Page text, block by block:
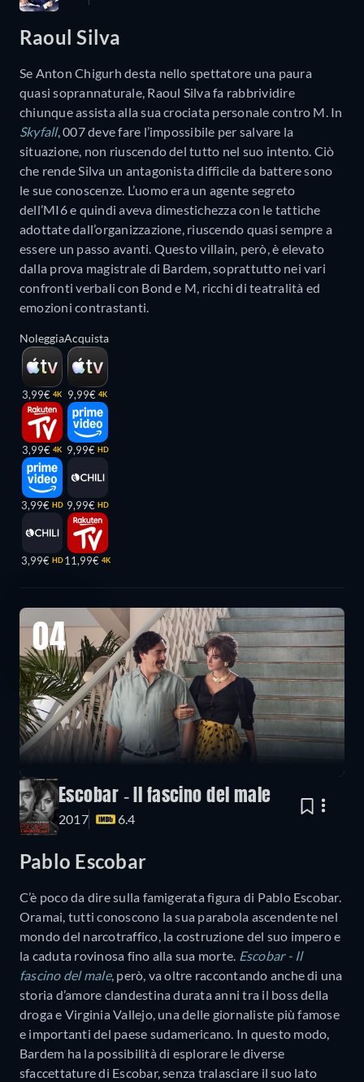
Raoul Silva
Se Anton Chigurh desta nello spettatore una paura
quasi soprannaturale, Raoul Silva fa rabbrividire
chiunque assista alla sua crociata personale contro M. In
Skyfall, 007 deve fare l’impossibile per salvare la
situazione, non riuscendo del tutto nel suo intento. Ciò
che rende Silva un antagonista difficile da battere sono
le sue conoscenze. L’uomo era un agente segreto
dell’MI6 e quindi aveva dimestichezza con le tattiche
adottate dall’organizzazione, riuscendo quasi sempre a
essere un passo avanti. Questo villain, però, è elevato
dalla prova magistrale di Bardem, soprattutto nei vari
confronti verbali con Bond e M, ricchi di teatralità ed
emozioni contrastanti.
Noleggia
3,99€ 4K
3,99€ 4K
3,99€ HD
3,99€ HD
Acquista
9,99€ 4K
9,99€ HD
9,99€ HD
11,99€ 4K
04
Escobar - Il fascino del male
2017 6.4
Pablo Escobar
C’è poco da dire sulla famigerata figura di Pablo Escobar.
Oramai, tutti conoscono la sua parabola ascendente nel
mondo del narcotraffico, la costruzione del suo impero e
la caduta rovinosa fino alla sua morte. Escobar - Il
fascino del male, però, va oltre raccontando anche di una
storia d’amore clandestina durata anni tra il boss della
droga e Virginia Vallejo, una delle giornaliste più famose
e importanti del paese sudamericano. In questo modo,
Bardem ha la possibilità di esplorare le diverse
sfaccettature di Escobar, senza tralasciare il suo lato